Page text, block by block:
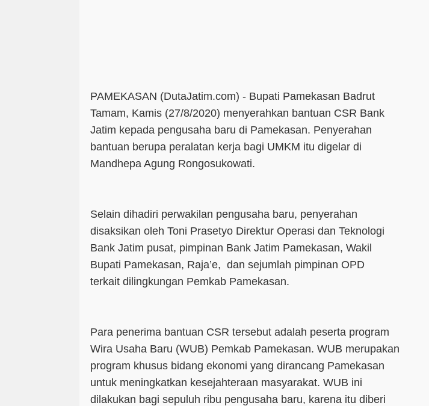
PAMEKASAN (DutaJatim.com) - Bupati Pamekasan Badrut
Tamam, Kamis (27/8/2020) menyerahkan bantuan CSR Bank
Jatim kepada pengusaha baru di Pamekasan. Penyerahan
bantuan berupa peralatan kerja bagi UMKM itu digelar di
Mandhepa Agung Rongosukowati.
Selain dihadiri perwakilan pengusaha baru, penyerahan
disaksikan oleh Toni Prasetyo Direktur Operasi dan Teknologi
Bank Jatim pusat, pimpinan Bank Jatim Pamekasan, Wakil
Bupati Pamekasan, Raja’e, dan sejumlah pimpinan OPD
terkait dilingkungan Pemkab Pamekasan.
Para penerima bantuan CSR tersebut adalah peserta program
Wira Usaha Baru (WUB) Pemkab Pamekasan. WUB merupakan
program khusus bidang ekonomi yang dirancang Pamekasan
untuk meningkatkan kesejahteraan masyarakat. WUB ini
dilakukan bagi sepuluh ribu pengusaha baru, karena itu diberi